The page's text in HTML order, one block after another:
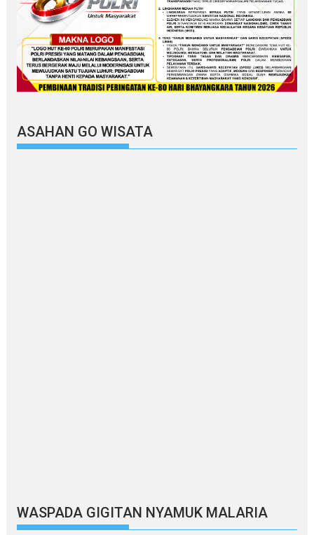
ASAHAN GO WISATA
WASPADA GIGITAN NYAMUK MALARIA